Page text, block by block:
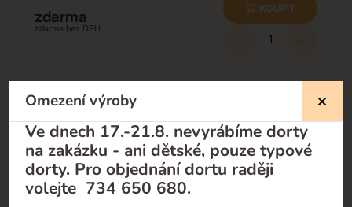
zdarma
zdarma
KOUPIT
Nevíte si rady?
Pomůžeme Vám
Volejte
Omezení výroby
Ve dnech 17.-21.8. nevyrábíme dorty
na zakázku - ani dětské, pouze typové
dorty. Pro objednání dortu raději
volejte 734 650 680.